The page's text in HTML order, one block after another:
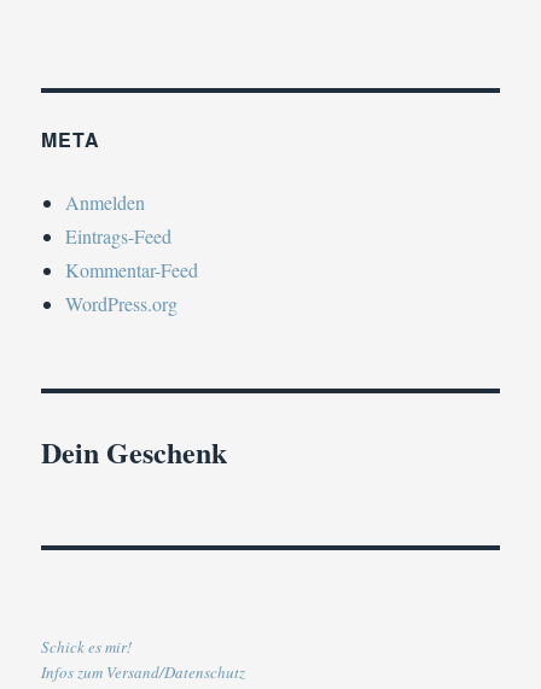
META
Anmelden
Eintrags-Feed
Kommentar-Feed
WordPress.org
Dein Geschenk
Schick es mir!
Infos zum Versand/Datenschutz